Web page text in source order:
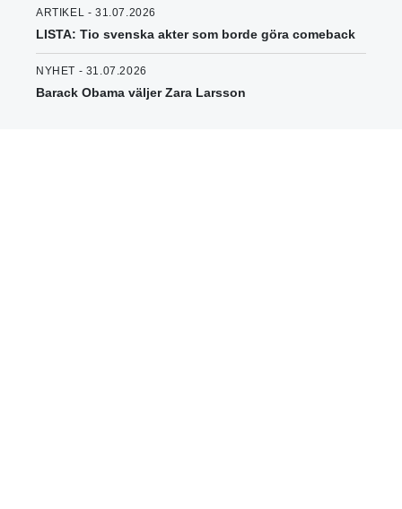
ARTIKEL - 31.07.2026
LISTA: Tio svenska akter som borde göra comeback
NYHET - 31.07.2026
Barack Obama väljer Zara Larsson